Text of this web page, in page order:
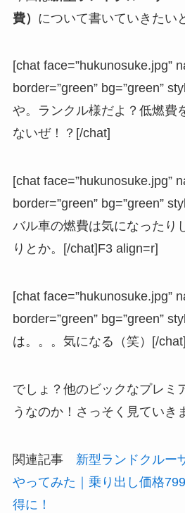
費） について書いていきたい
[chat face=”hukunosuke.jpg”
border=”green” bg=”green”
や。ランクル様だよ？低燃費
ないぜ！？[/chat]
[chat face=”hukunosuke.jpg”
border=”green” bg=”green”
バル車の燃費は気になったり
りとか。[/chat]F3 align=r]
[chat face=”hukunosuke.jpg”
border=”green” bg=”green”
は。。。気になる（笑）[/chat]
でしょ？他のビックなプレミ
うなのか！さっそく見ていき
関連記事
新型ランドクルー
やってみた｜乗り出し価格
得に！